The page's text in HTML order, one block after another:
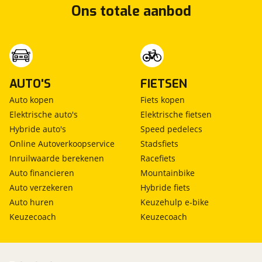
aanbieder te brengen. Lees hier meer over in
privacyverklaring
Stuur mijn bevinding door
Ons totale aanbod
AUTO'S
Auto kopen
Elektrische auto's
Hybride auto's
Online Autoverkoopservice
Inruilwaarde berekenen
Auto financieren
Auto verzekeren
Auto huren
Keuzecoach
FIETSEN
Fiets kopen
Elektrische fietsen
Speed pedelecs
Stadsfiets
Racefiets
Mountainbike
Hybride fiets
Keuzehulp e-bike
Keuzecoach